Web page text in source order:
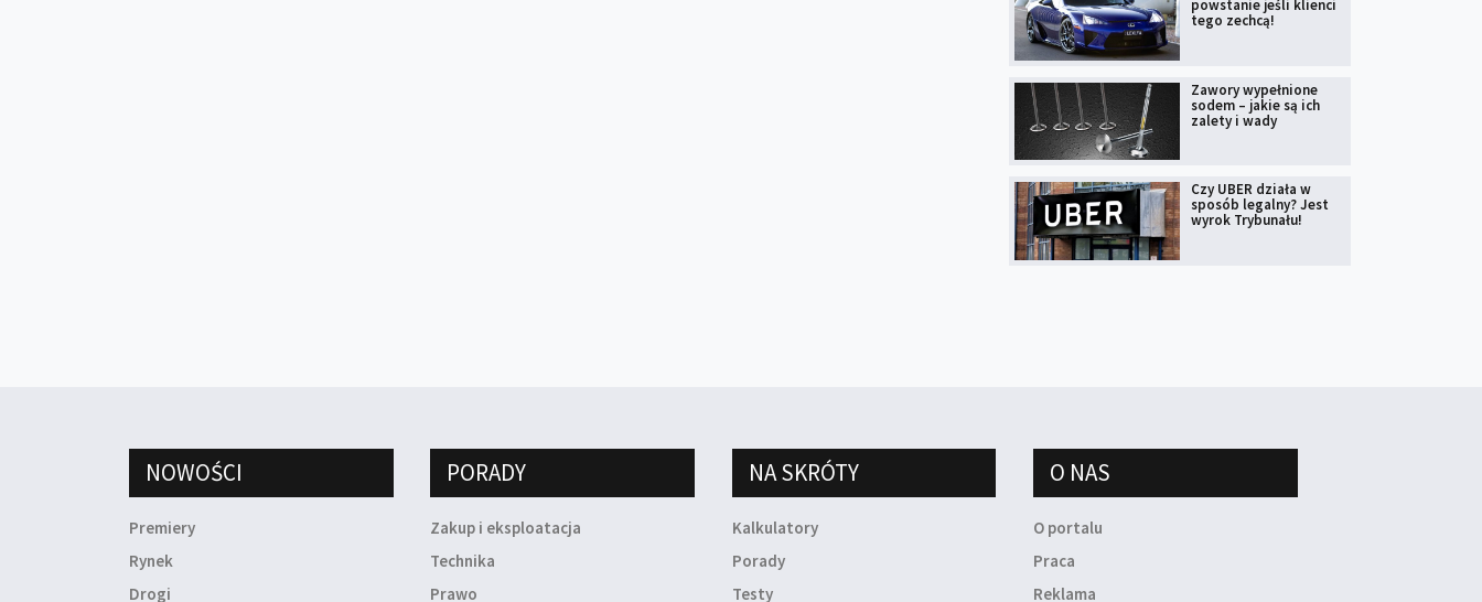
powstanie jeśli klienci
tego zechcą!
Zawory wypełnione
sodem – jakie są ich
zalety i wady
Czy UBER działa w
sposób legalny? Jest
wyrok Trybunału!
NOWOŚCI
Premiery
Rynek
Drogi
PORADY
Zakup i eksploatacja
Technika
Prawo
NA SKRÓTY
Kalkulatory
Porady
Testy
O NAS
O portalu
Praca
Reklama